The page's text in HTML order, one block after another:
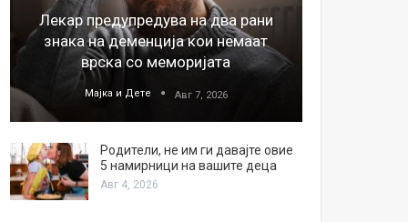
Лекар предупредува на два рани
знака на деменција кои немаат
врска со меморијата
Мајка и Дете Авг 7, 2026
Родители, не им ги давајте овие
5 намирници на вашите деца
Авг 4, 2026